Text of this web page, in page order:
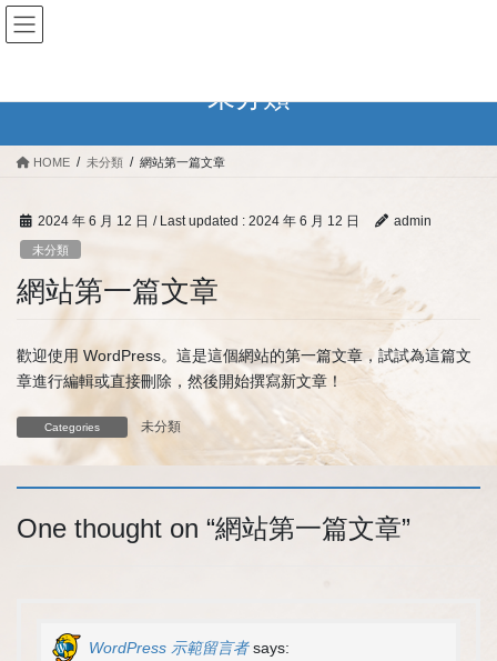
Skip
Skip
未分類
HOME 未分類 網站第一篇文章
2024 年 6 月 12 日 / Last updated : 2024 年 6 月 12 日 admin
未分類
網站第一篇文章
歡迎使用 WordPress。這是這個網站的第一篇文章，試試為這篇文
章進行編輯或直接刪除，然後開始撰寫新文章！
Categories 未分類
One thought on “網站第一篇文章”
WordPress 示範留言者 says: